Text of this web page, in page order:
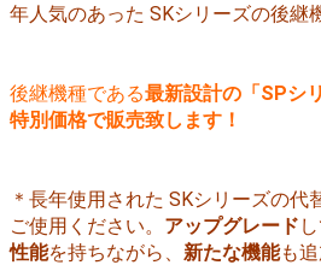
年人気のあった SKシリーズの後継
後継機種である最新設計の「SPシ
特別価格で販売致します！
＊長年使用された SKシリーズの代
ご使用ください。 アップグレード
性能を持ちながら、 新たな機能も